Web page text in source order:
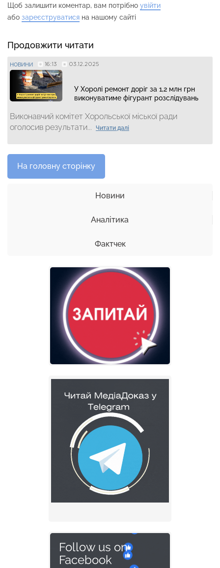
Щоб залишити коментар, вам потрібно увійти
або зареєструватися на нашому сайті
Продовжити читати
НОВИНИ 16:13 03.12.2025
У Хоролі ремонт доріг за 1,2 млн грн
виконуватиме фігурант розслідувань
Виконавчий комітет Хорольської міської ради
оголосив результати...
Читати далі
На головну сторінку
Новини
Аналітика
Фактчек
Follow us on
Facebook